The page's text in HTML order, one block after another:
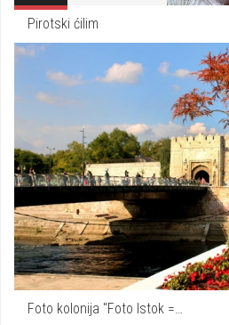
Pirotski ćilim
Foto kolonija "Foto Istok =…